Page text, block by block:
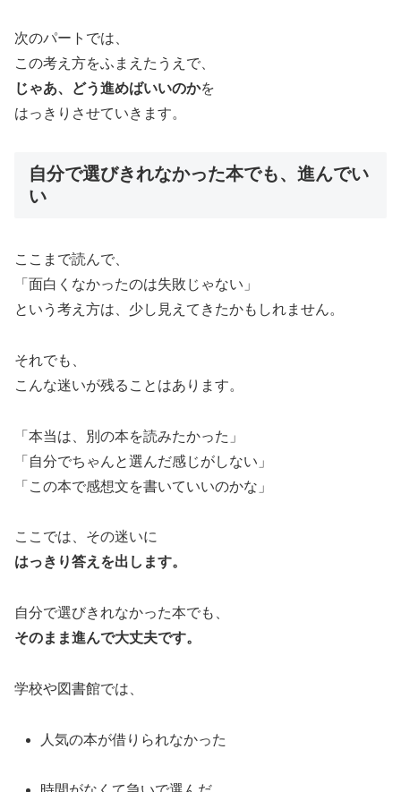
次のパートでは、
この考え方をふまえたうえで、
じゃあ、どう進めばいいのかを
はっきりさせていきます。
自分で選びきれなかった本でも、進んでい
い
ここまで読んで、
「面白くなかったのは失敗じゃない」
という考え方は、少し見えてきたかもしれません。
それでも、
こんな迷いが残ることはあります。
「本当は、別の本を読みたかった」
「自分でちゃんと選んだ感じがしない」
「この本で感想文を書いていいのかな」
ここでは、その迷いに
はっきり答えを出します。
自分で選びきれなかった本でも、
そのまま進んで大丈夫です。
学校や図書館では、
人気の本が借りられなかった